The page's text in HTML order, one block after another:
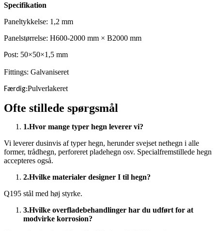
Specifikation
Paneltykkelse: 1,2 mm
Panelstørrelse: H600-2000 mm × B2000 mm
Post: 50×50×1,5 mm
Fittings: Galvaniseret
Færdig:Pulverlakeret
Ofte stillede spørgsmål
1.Hvor mange typer hegn leverer vi?
Vi leverer dusinvis af typer hegn, herunder svejset nethegn i alle
former, trådhegn, perforeret pladehegn osv. Specialfremstillede hegn
accepteres også.
2.Hvilke materialer designer I til hegn?
Q195 stål med høj styrke.
3.Hvilke overfladebehandlinger har du udført for at
modvirke korrosion?